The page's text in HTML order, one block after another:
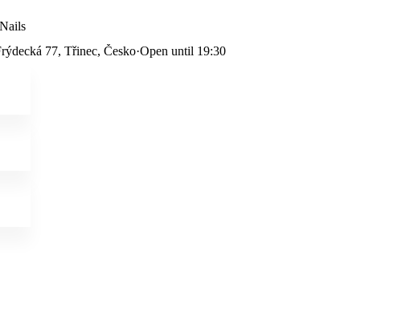
77, Třinec, Česko·Open until 19:30